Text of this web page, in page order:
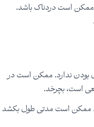
است دردناک باشد.
بودن ندارد. ممکن است در
است، بچرخد.
ممکن است مدتی طول بکشد